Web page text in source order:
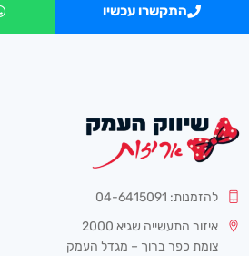
התקשרו עכשיו
להזמנות: 04-6415091
איזור התעשייה שגיא 2000
צומת כפר ברוך – מגדל העמק